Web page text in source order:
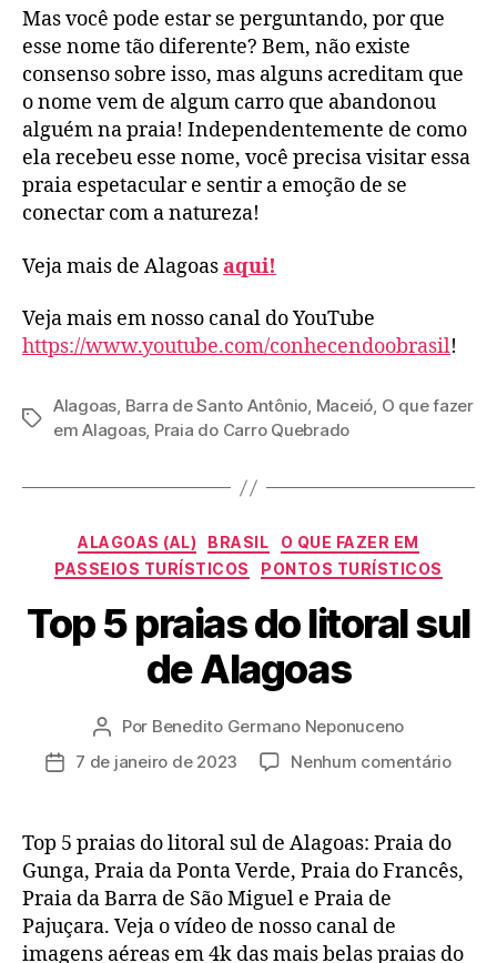
Mas você pode estar se perguntando, por que
esse nome tão diferente? Bem, não existe
consenso sobre isso, mas alguns acreditam que
o nome vem de algum carro que abandonou
alguém na praia! Independentemente de como
ela recebeu esse nome, você precisa visitar essa
praia espetacular e sentir a emoção de se
conectar com a natureza!
Veja mais de Alagoasaqui!
Veja mais em nosso canal do YouTube
https://www.youtube.com/conhecendoobrasil!
Tags
Alagoas, Barra de Santo Antônio, Maceió, O que fazer
em Alagoas, Praia do Carro Quebrado
Categorias
ALAGOAS (AL) BRASIL
O QUE FAZER EM
PASSEIOS TURÍSTICOS
PONTOS TURÍSTICOS
Top 5 praias do litoral sul
de Alagoas
Autor
do
post
Por Benedito Germano Neponuceno
Data7 de janeiro de 2023 Nenhum comentárioem
litoral
Top 5 praias do litoral sul de Alagoas: Praia do
Gunga, Praia da Ponta Verde, Praia do Francês,
Praia da Barra de São Miguel e Praia de
Pajuçara. Veja o vídeo de nosso canal de
imagens aéreas em 4k das mais belas praias do